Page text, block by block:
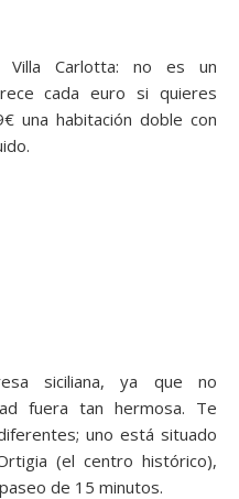
Carlotta: no es un
cada euro si quieres
una habitación doble con
siciliana, ya que no
fuera tan hermosa. Te
uno está situado
(el centro histórico),
de 15 minutos.